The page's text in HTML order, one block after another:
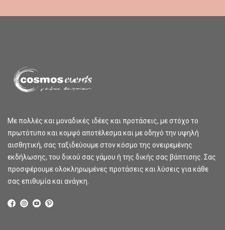
Με πολλές και μοναδικές ιδέες και προτάσεις, με στόχο το
πρωτότυπο και κομψό αποτέλεσμα και με οδηγό την υψηλή
αισθητική, σας ταξιδεύουμε στον κόσμο της ονειρεμένης
εκδήλωσης, του δικού σας γάμου ή της δικής σας βάπτισης. Σας
προσφέρουμε ολοκληρωμένες προτάσεις και λύσεις για κάθε
σας επιθυμία και ανάγκη.